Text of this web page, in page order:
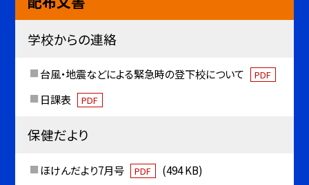
学校からの連絡
台風・地震などによる緊急時の登下校について PDF
日課表 PDF
保健だより
ほけんだより7月号 PDF
(494 KB)